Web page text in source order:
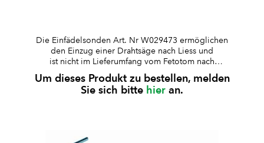
Die Einfädelsonden Art. Nr W029473 ermöglichen
den Einzug einer Drahtsäge nach Liess und
ist nicht im Lieferumfang vom Fetotom nach
Thygesen Art. Nr.W029450 enthalten. Bei Bedarf
bitte extra bestellen: W029473 (biegsame Sonde)
oder W008165 (starre Sonde)
Um dieses Produkt zu bestellen, melden
Sie sich bitte hier an.